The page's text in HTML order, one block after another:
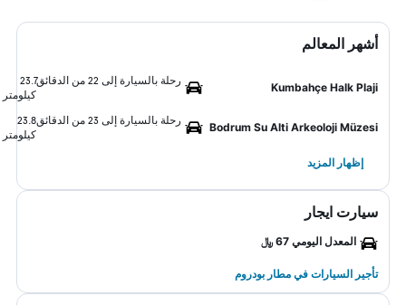
أشهر المعالم
Kumbahçe Halk Plaji
رحلة بالسيارة إلى 22 من الدقائق
23.7
كيلومتر
Bodrum Su Alti Arkeoloji Müzesi
رحلة بالسيارة إلى 23 من الدقائق
23.8
كيلومتر
إظهار المزيد
سيارت ايجار
المعدل اليومي 67 ﷼
تأجير السيارات في مطار بودروم